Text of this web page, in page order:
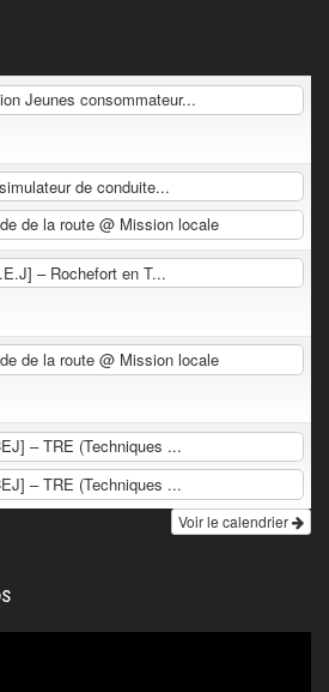
Jeunes consommateur...
de conduite...
de la route @ Mission locale
– Rochefort en T...
de la route @ Mission locale
– TRE (Techniques ...
– TRE (Techniques ...
Voir le calendrier